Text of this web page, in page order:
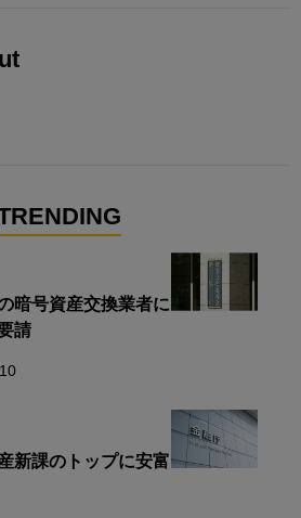
暗号資産交換業者に
請
新課のトップに安富